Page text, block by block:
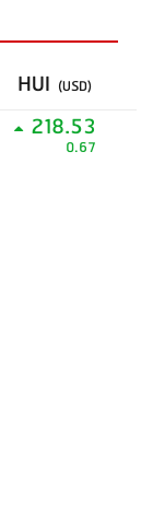
HUI (USD)
218.53
0.67